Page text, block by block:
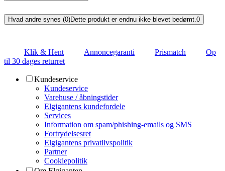
Hvad andre synes (0)Dette produkt er endnu ikke blevet bedømt. 0
Klik & Hent Annoncegaranti Prismatch
Op
til 30 dages returret
Kundeservice
Kundeservice
Varehuse / åbningstider
Elgigantens kundefordele
Services
Information om spam/phishing-emails og SMS
Fortrydelsesret
Elgigantens privatlivspolitik
Partner
Cookiepolitik